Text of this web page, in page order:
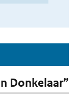
Donkelaar”